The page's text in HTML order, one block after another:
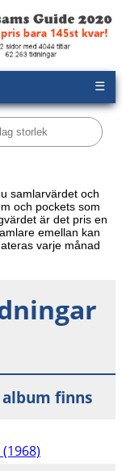
☰
samlarvärdet och
och pockets som
är det pris en
emellan kan
varje månad
finns